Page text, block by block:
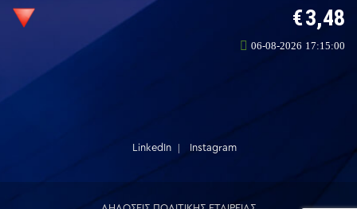
LinkedIn Instagram